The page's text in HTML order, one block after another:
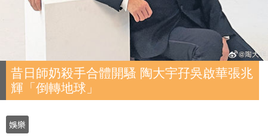
昔日師奶殺手合體開騷 陶大宇孖吳啟華張兆
輝「倒轉地球」
娛樂